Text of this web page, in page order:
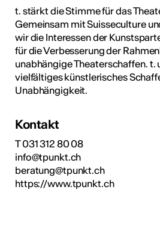
t. stärkt die Stimme für das
Gemeinsam mit Suisseculture
wir die Interessen der
für die Verbesserung der
unabhängige Theaterschaffen. t.
vielfältiges künstlerisches
Unabhängigkeit.
Kontakt
T 031 312 80 08
info@tpunkt.ch
beratung@tpunkt.ch
https://www.tpunkt.ch